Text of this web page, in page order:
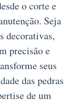
o corte e
Seja
decorativas,
precisão e
seus
das pedras
de um